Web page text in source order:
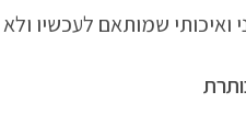
שמותאם לעכשיו